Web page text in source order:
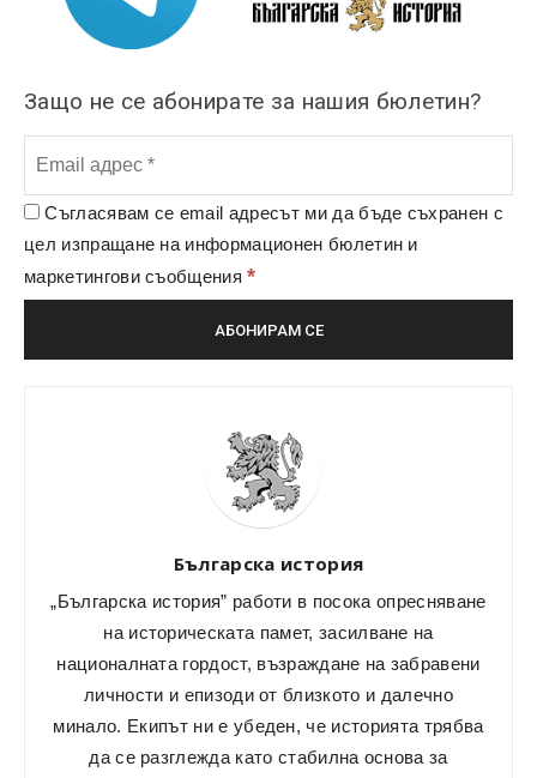
Защо не се абонирате за нашия бюлетин?
Съгласявам се email адресът ми да бъде съхранен с
цел изпращане на информационен бюлетин и
маркетингови съобщения*
Българска история
„Българска история” работи в посока опресняване
на историческата памет, засилване на
националната гордост, възраждане на забравени
личности и епизоди от близкото и далечно
минало. Екипът ни е убеден, че историята трябва
да се разглежда като стабилна основа за